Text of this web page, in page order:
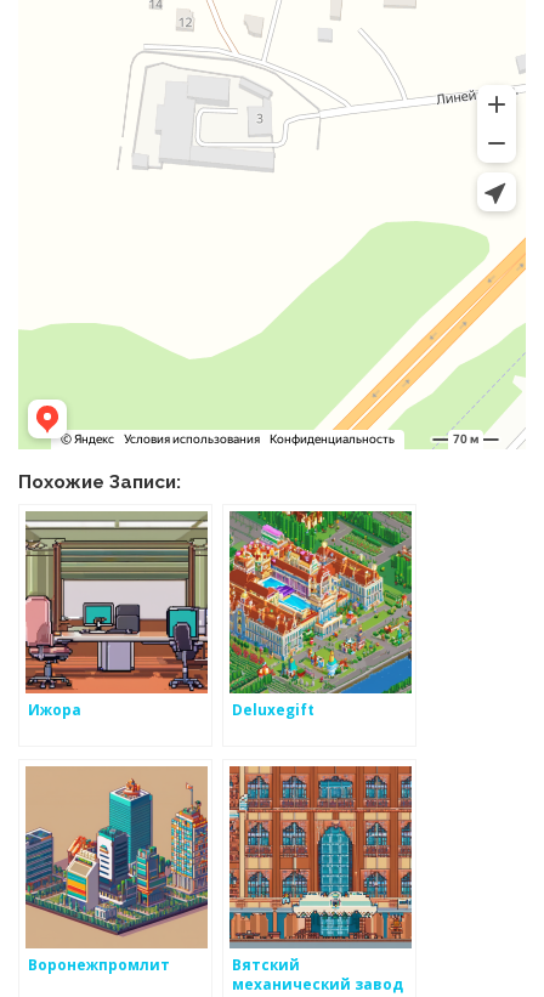
Похожие Записи:
Ижора Deluxegift
Воронежпромлит
Вятский
механический завод